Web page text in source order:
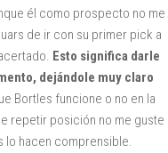
él como prospecto no me
de ir con su primer pick a
Esto significa darle
dejándole muy claro
Bortles funcione o no en la
repetir posición no me guste
lo hacen comprensible.